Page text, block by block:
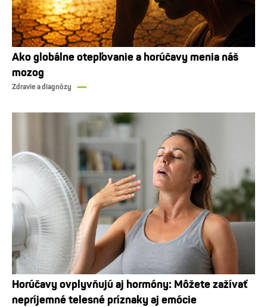
Ako globálne otepľovanie a horúčavy menia náš
mozog
Zdravie a diagnózy
Horúčavy ovplyvňujú aj hormóny: Môžete zažívať
nepríjemné telesné príznaky aj emócie